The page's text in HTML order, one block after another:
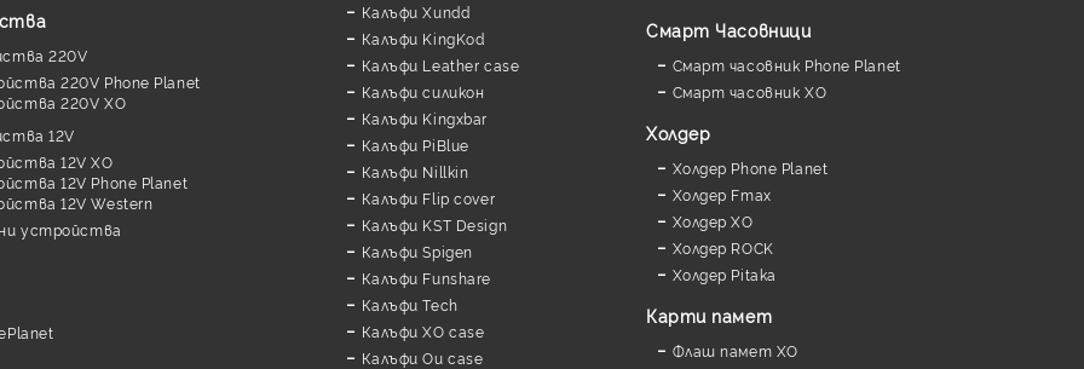
220V
220V Phone Planet
220V XO
12V
12V XO
12V Phone Planet
12V Western
устройства
Калъфи Xundd
Калъфи KingKod
Калъфи Leather case
Калъфи силикон
Калъфи Kingxbar
Калъфи PiBlue
Калъфи Nillkin
Калъфи Flip cover
Калъфи KST Design
Калъфи Spigen
Калъфи Funshare
Калъфи Tech
Калъфи XO case
Калъфи Ou case
Смарт Часовници
Смарт часовник Phone Planet
Смарт часовник XO
Холдер
Холдер Phone Planet
Холдер Fmax
Холдер XO
Холдер ROCK
Холдер Pitaka
Карти памет
Флаш памет XO